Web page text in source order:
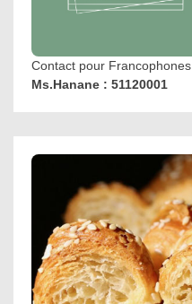
Contact pour Francophones
Ms.Hanane : 51120001